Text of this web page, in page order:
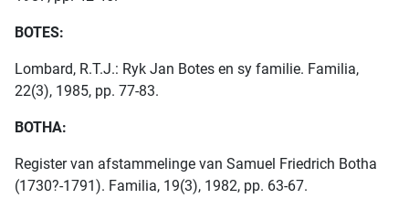
BOTES:
Lombard, R.T.J.: Ryk Jan Botes en sy familie. Familia,
22(3), 1985, pp. 77-83.
BOTHA:
Register van afstammelinge van Samuel Friedrich Botha
(1730?-1791). Familia, 19(3), 1982, pp. 63-67.